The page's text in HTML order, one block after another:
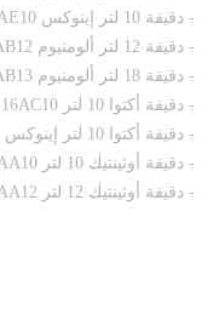
- دقيقة 10 لتر إينوكس 16AE10
- دقيقة 12 لتر ألومنيوم 16AB12
- دقيقة 18 لتر ألومنيوم 16AB13
- دقيقة أكتوا 10 لتر 16AC10
- دقيقة أكتوا 10 لتر إينوكس 16AD10
- دقيقة أوثينتيك 10 لتر 16AA10
- دقيقة أوثينتيك 12 لتر 16AA12